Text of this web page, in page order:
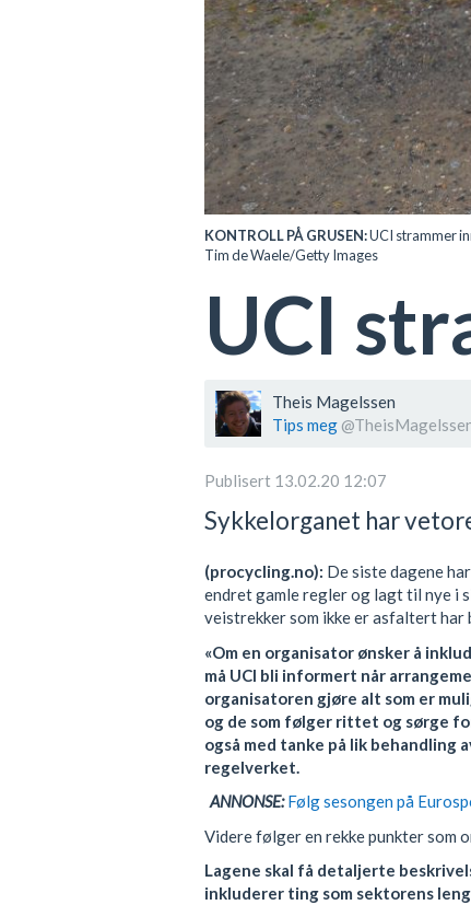
KONTROLL PÅ GRUSEN:UCI strammer
Tim de Waele/Getty Images
UCI
Theis Magelssen
Tips meg
Publisert 13.02.20 12:07
Sykkelorganet har
(procycling.no): De siste dagene
endret gamle regler og lagt til nye i
veistrekker som ikke er asfaltert har
«Om en organisator ønsker å
må UCI bli informert når
organisatoren gjøre alt som er
og de som følger rittet og sørge
også med tanke på lik behandling
regelverket.
ANNONSE: Følg sesongen på
Videre følger en rekke punkter som
Lagene skal få detaljerte
inkluderer ting som sektorens